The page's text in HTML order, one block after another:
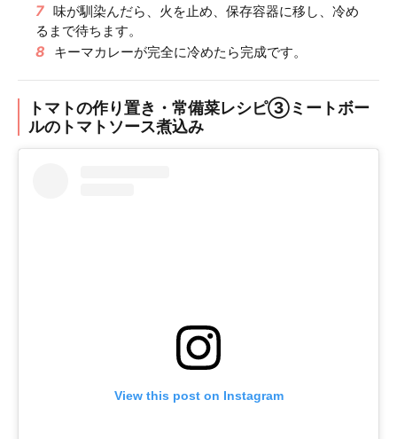
7 味が馴染んだら、火を止め、保存容器に移し、冷め
るまで待ちます。
8 キーマカレーが完全に冷めたら完成です。
トマトの作り置き・常備菜レシピ③ミートボー
ルのトマトソース煮込み
View this post on Instagram